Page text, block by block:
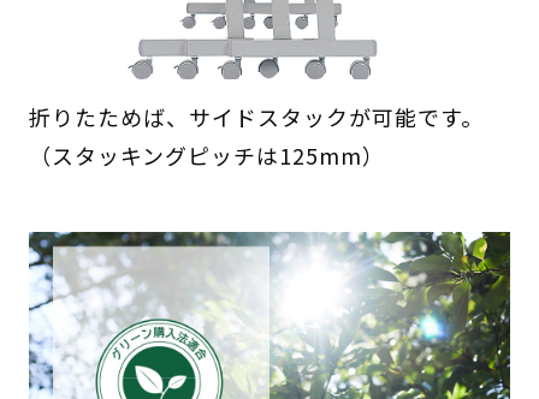
折りたためば、サイドスタックが可能です。
（スタッキングピッチは125mm）